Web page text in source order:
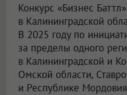
Конкурс «Бизнес
в Калининградской
В 2025 году по
за пределы одного
в Калининградской и
Омской области,
и Республике